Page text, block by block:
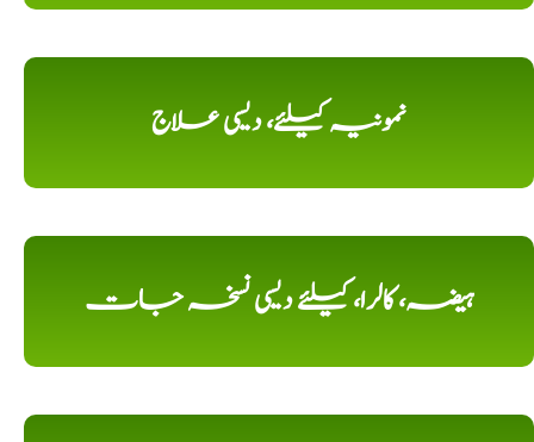
نمونیہ کیلئے، دیسی علاج
ہیضہ، کالرا، کیلئے دیسی نسخہ جات